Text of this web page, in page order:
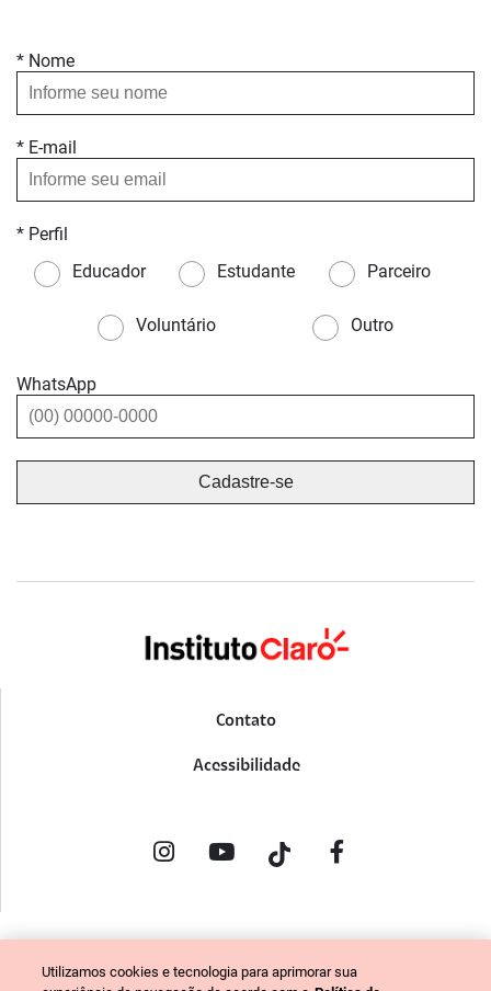
* Nome
* E-mail
* Perfil
Educador
Estudante Parceiro
Voluntário Outro
WhatsApp
Contato
Acessibilidade
PORTAL DE DENÚNCIAS
Utilizamos cookies e tecnologia para aprimorar sua